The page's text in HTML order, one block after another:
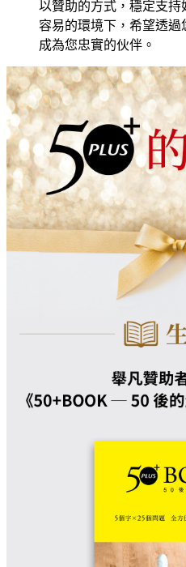
以贊助的方式，穩定支
容易的環境下，希望透
成為您忠實的伙伴。